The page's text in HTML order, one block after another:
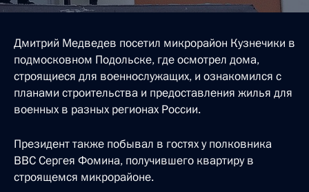
Дмитрий Медведев посетил микрорайон Кузнечики в
подмосковном Подольске, где осмотрел дома,
строящиеся для военнослужащих, и ознакомился с
планами строительства и предоставления жилья для
военных в разных регионах России.
Президент также побывал в гостях у полковника
ВВС Сергея Фомина, получившего квартиру в
строящемся микрорайоне.